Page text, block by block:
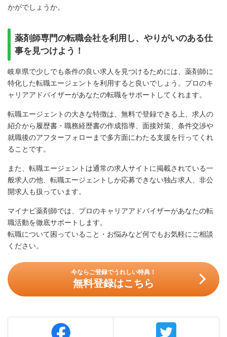
かがでしょうか。
薬剤師専門の転職会社を利用し、やりがいのある仕
事を見つけよう！
岐阜県で少しでも条件の良い求人を見つけるためには、薬剤師に
特化した転職エージェントを利用すると良いでしょう。プロのキ
ャリアアドバイザーがあなたの転職をサポートしてくれます。
転職エージェントの大きな特徴は、無料で登録できる上、求人の
紹介から履歴書・職務経歴書の作成指導、面接対策、条件交渉や
就職後のアフターフォローまで多方面にわたる支援を行ってくれ
ることです。
また、転職エージェントは通常の求人サイトに掲載されている一
般求人の他、転職エージェントしか応募できない独占求人、非公
開求人も扱っています。
マイナビ薬剤師では、プロのキャリアアドバイザーがあなたの転
職活動を徹底サポートします。
転職について困っていること・お悩みなど何でもお気軽にご相談
ください。
今ならご登録でうれしい特典！
無料登録はこちら